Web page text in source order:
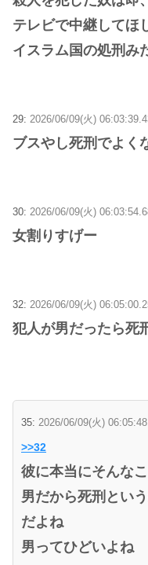
テレビで中継してほ
イスラム国の処刑み
29: 2026/06/09(火)
ブスやし死刑でよく
30: 2026/06/09(火)
女割りすげー
32: 2026/06/09(火)
犯人が男だったら死
35: 2026/06/09(火)
>>32
彼に本当にそんな
男だから死刑とい
だよね
男ってひどいよね